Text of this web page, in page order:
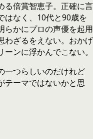
る倍賞智恵子。正確に言
はなく、10代と90歳を
らかにプロの声優を起用
わざるをえない。おかげ
ンに浮かんでこない。
一つらしいのだけれど
テーマではないかと思